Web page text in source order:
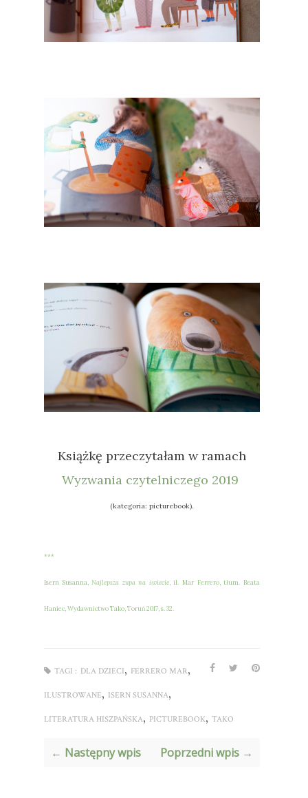
Książkę przeczytałam w ramach
Wyzwania czytelniczego 2019
(kategoria: picturebook).
***
Isern Susanna,Najlepsza zupa na świecie, il. Mar Ferrero, tłum. Beata
Haniec, Wydawnictwo Tako, Toruń 2017, s. 32.
TAGI : DLA DZIECI, FERRERO MAR,
ILUSTROWANE, ISERN SUSANNA,
LITERATURA HISZPAŃSKA, PICTUREBOOK, TAKO
← Następny wpis Poprzedni wpis →